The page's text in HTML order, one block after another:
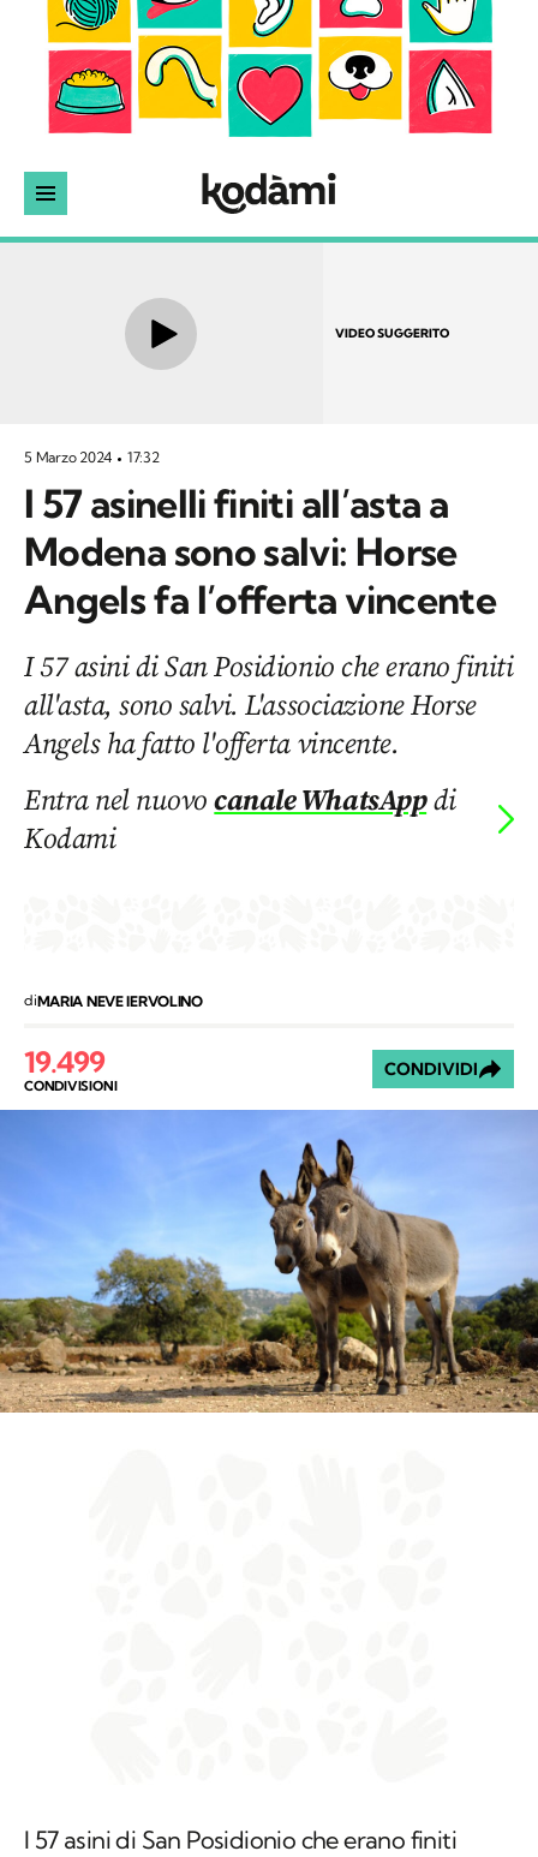
VIDEO SUGGERITO
5 Marzo 2024 17:32
I 57 asinelli finiti all’asta a
Modena sono salvi: Horse
Angels fa l’offerta vincente
I 57 asini di San Posidionio che erano finiti
all'asta, sono salvi. L'associazione Horse
Angels ha fatto l'offerta vincente.
Entra nel nuovocanale WhatsAppdi
Kodami
diMARIA NEVE IERVOLINO
19.499
CONDIVISIONI
CONDIVIDI
I 57 asini di San Posidionio che erano finiti